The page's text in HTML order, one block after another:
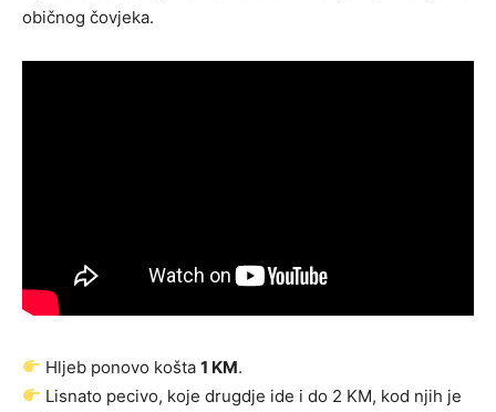
običnog čovjeka.
Hljeb ponovo košta1 KM.
Lisnato pecivo, koje drugdje ide i do 2 KM, kod njih je